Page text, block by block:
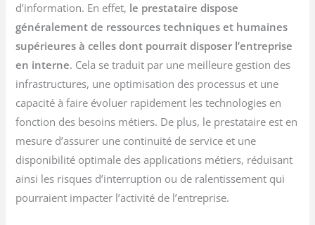
d’information. En effet, le prestataire dispose
généralement de ressources techniques et humaines
supérieures à celles dont pourrait disposer l’entreprise
en interne. Cela se traduit par une meilleure gestion des
infrastructures, une optimisation des processus et une
capacité à faire évoluer rapidement les technologies en
fonction des besoins métiers. De plus, le prestataire est en
mesure d’assurer une continuité de service et une
disponibilité optimale des applications métiers, réduisant
ainsi les risques d’interruption ou de ralentissement qui
pourraient impacter l’activité de l’entreprise.